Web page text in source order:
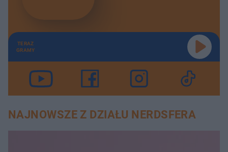
TERAZ
GRAMY
NAJNOWSZE Z DZIAŁU NERDSFERA